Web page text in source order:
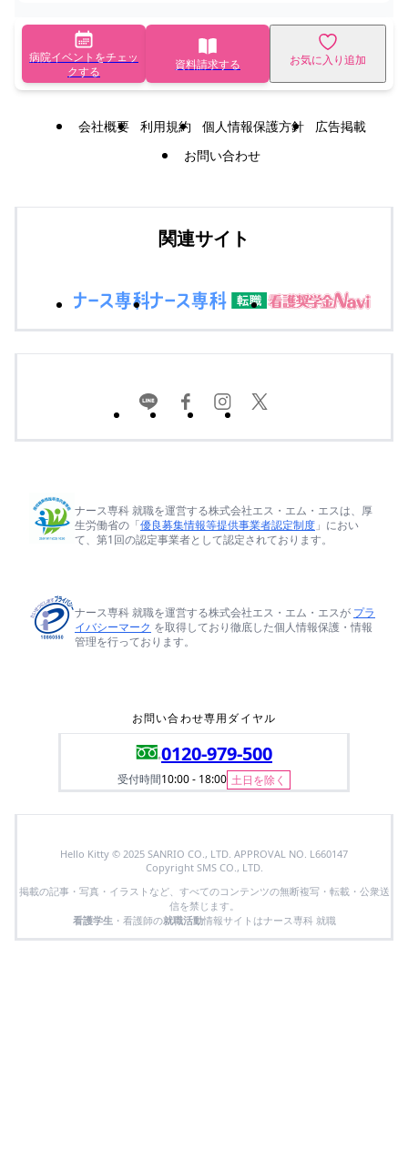
病院イベントをチェッ
クする
資料請求する お気に入り追加
会社概要 利用規約 個人情報保護方針
広告掲載
お問い合わせ
関連サイト
ナース専科 就職を運営する株式会社エス・エム・エスは、厚
生労働省の「優良募集情報等提供事業者認定制度 」におい
て、第1回の認定事業者として認定されております。
ナース専科 就職を運営する株式会社エス・エム・エスが プラ
イバシーマーク を取得しており徹底した個人情報保護・情報
管理を行っております。
お問い合わせ専用ダイヤル
0120-979-500
受付時間10:00 - 18:00 土日を除く
Hello Kitty © 2025 SANRIO CO., LTD. APPROVAL NO. L660147
Copyright SMS CO., LTD.
掲載の記事・写真・イラストなど、すべてのコンテンツの無断複写・転載・公衆送
信を禁じます。
看護学生 ・看護師の就職活動情報サイトはナース専科 就職